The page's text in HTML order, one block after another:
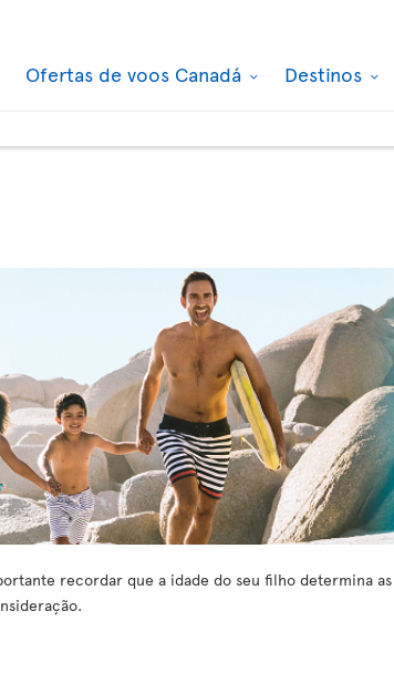
Ofertas de voos Canadá Destinos
recordar que a idade do seu filho determina